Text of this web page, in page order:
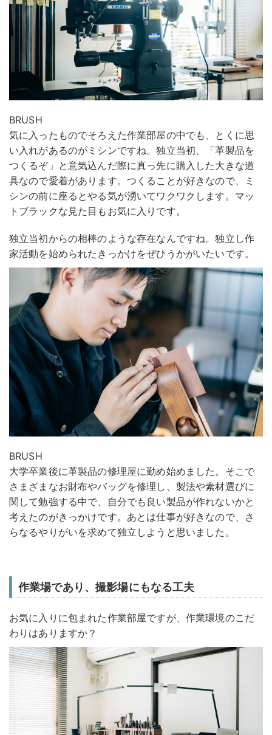
BRUSH
気に入ったものでそろえた作業部屋の中でも、とくに思
い入れがあるのがミシンですね。独立当初、「革製品を
つくるぞ」と意気込んだ際に真っ先に購入した大きな道
具なので愛着があります。つくることが好きなので、ミ
シンの前に座るとやる気が湧いてワクワクします。マッ
トブラックな見た目もお気に入りです。
独立当初からの相棒のような存在なんですね。独立し作
家活動を始められたきっかけをぜひうかがいたいです。
BRUSH
大学卒業後に革製品の修理屋に勤め始めました。そこで
さまざまなお財布やバッグを修理し、製法や素材選びに
関して勉強する中で、自分でも良い製品が作れないかと
考えたのがきっかけです。あとは仕事が好きなので、さ
らなるやりがいを求めて独立しようと思いました。
作業場であり、撮影場にもなる工夫
お気に入りに包まれた作業部屋ですが、作業環境のこだ
わりはありますか？